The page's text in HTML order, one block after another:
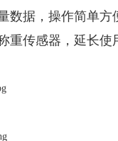
据，操作简单方
传感器，延长使